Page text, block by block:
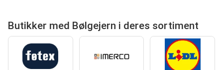
Butikker med Bølgejern i deres sortiment